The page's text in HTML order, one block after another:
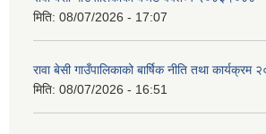
मिति: 08/07/2026 - 17:07
रावा बेसी गाउँपालिकाको बार्षिक नीति तथा
मिति: 08/07/2026 - 16:51